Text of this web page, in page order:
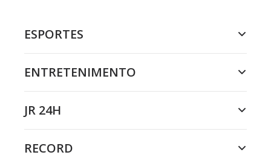
ESPORTES
ENTRETENIMENTO
JR 24H
RECORD